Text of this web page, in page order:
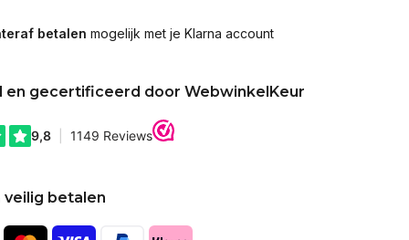
betalen mogelijk met je Klarna account
en gecertificeerd door WebwinkelKeur
veilig betalen